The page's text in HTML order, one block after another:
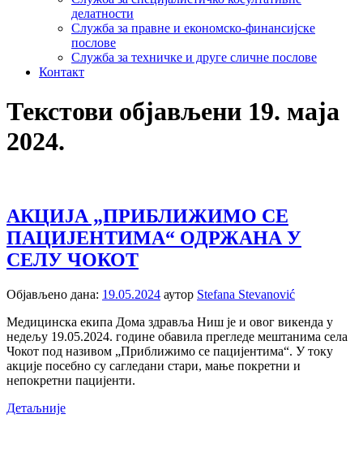
делатности
Служба за правне и економско-финансијске
послове
Служба за техничке и друге сличне послове
Контакт
Текстови објављени 19. маја
2024.
АКЦИЈА „ПРИБЛИЖИМО СЕ
ПАЦИЈЕНТИМА“ ОДРЖАНА У
СЕЛУ ЧОКОТ
Објављено дана: 19.05.2024 аутор Stefana Stevanović
Медицинска екипа Дома здравља Ниш је и овог викенда у
недељу 19.05.2024. године обавила прегледе мештанима села
Чокот под називом „Приближимо се пацијентима“. У току
акције посебно су сагледани стари, мање покретни и
непокретни пацијенти.
Детаљније